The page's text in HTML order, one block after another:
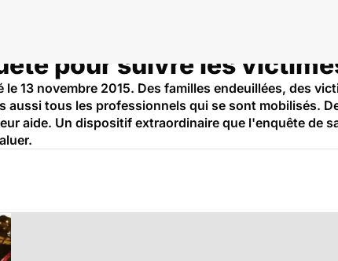
pour suivre les
le 13 novembre 2015. Des familles endeuillées, des
aussi tous les professionnels qui se sont mobilisés.
aide. Un dispositif extraordinaire que l'enquête de